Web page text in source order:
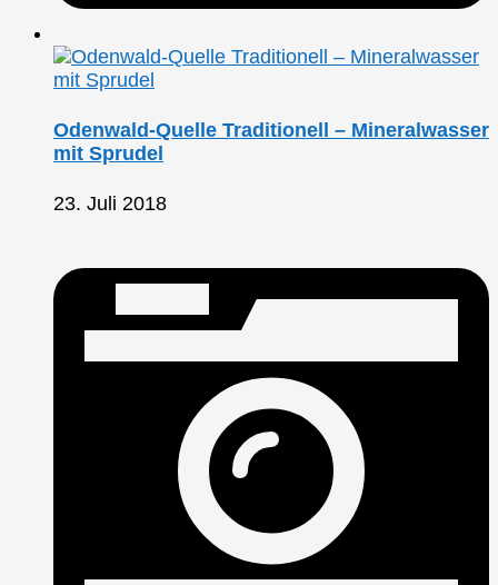
Odenwald-Quelle Traditionell – Mineralwasser
mit Sprudel
23. Juli 2018